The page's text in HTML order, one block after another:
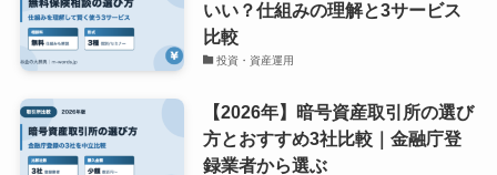
いい？仕組みの理解と3サービス
比較
投資・資産運用
【2026年】暗号資産取引所の選び
方とおすすめ3社比較｜金融庁登
録業者から選ぶ